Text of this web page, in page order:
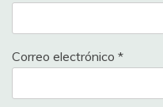
Correo electrónico *